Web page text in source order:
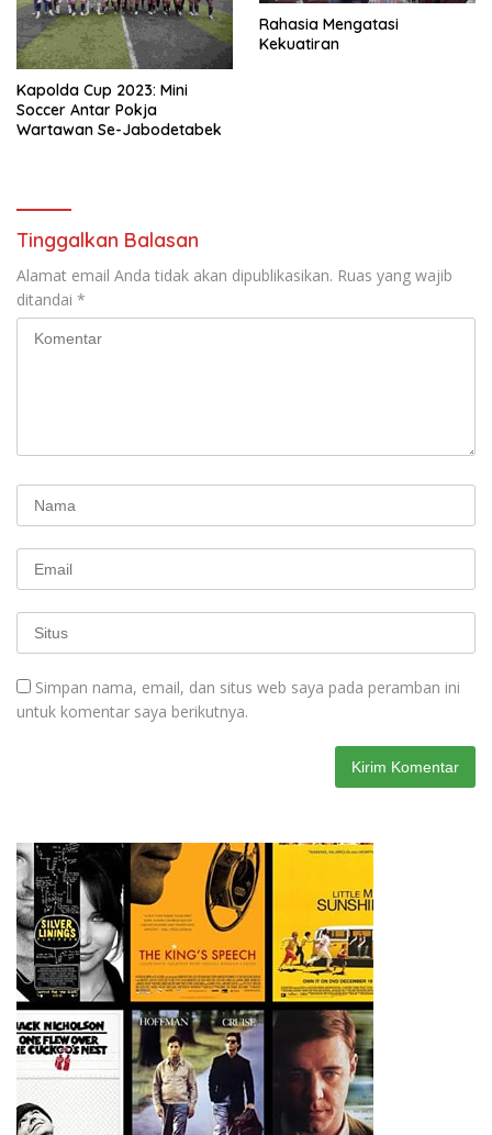
Kapolda Cup 2023: Mini
Soccer Antar Pokja
Wartawan Se-Jabodetabek
Rahasia Mengatasi
Kekuatiran
Tinggalkan Balasan
Alamat email Anda tidak akan dipublikasikan. Ruas yang wajib
ditandai *
Simpan nama, email, dan situs web saya pada peramban ini
untuk komentar saya berikutnya.